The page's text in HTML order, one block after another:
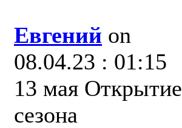
Евгений on
08.04.23 : 01:15
13 мая Открытие
сезона